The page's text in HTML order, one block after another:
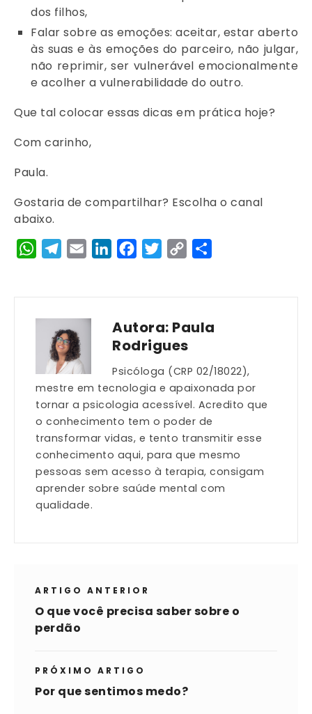
dos filhos,
Falar sobre as emoções: aceitar, estar aberto
às suas e às emoções do parceiro, não julgar,
não reprimir, ser vulnerável emocionalmente
e acolher a vulnerabilidade do outro.
Que tal colocar essas dicas em prática hoje?
Com carinho,
Paula.
Gostaria de compartilhar? Escolha o canal
abaixo.
WhatsApp
Telegram
Email LinkedInFacebookTwitter
Copy
Autora: Paula
Rodrigues
Psicóloga (CRP 02/18022),
mestre em tecnologia e apaixonada por
tornar a psicologia acessível. Acredito que
o conhecimento tem o poder de
transformar vidas, e tento transmitir esse
conhecimento aqui, para que mesmo
pessoas sem acesso à terapia, consigam
aprender sobre saúde mental com
qualidade.
ARTIGO ANTERIOR
O que você precisa saber sobre o
perdão
PRÓXIMO ARTIGO
Por que sentimos medo?